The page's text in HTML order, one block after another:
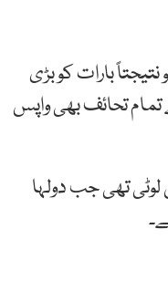
بارات کو بڑی
تحائف بھی واپس
تھی جب دولہا